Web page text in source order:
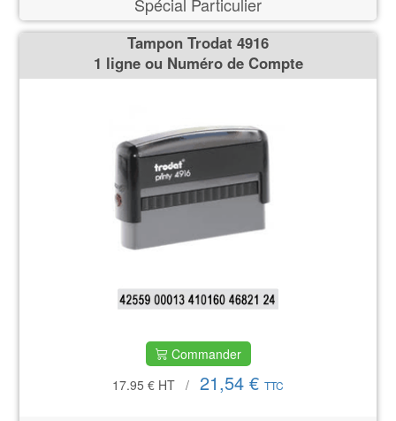
Spécial Particulier
Tampon Trodat 4916
1 ligne ou Numéro de Compte
Commander
17.95 € HT / 21,54 € TTC